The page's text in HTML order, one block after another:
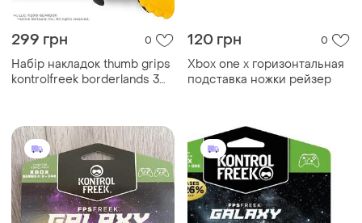
299 грн 0
Набір накладок thumb grips
kontrolfreek borderlands 3
120 грн 0
Xbox one x горизонтальная
подставка ножки рейзер